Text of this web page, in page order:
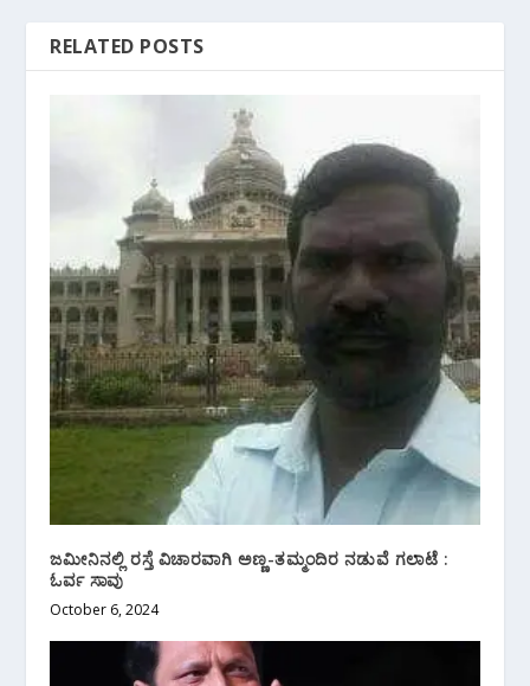
RELATED POSTS
ಜಮೀನಿನಲ್ಲಿ ರಸ್ತೆ ವಿಚಾರವಾಗಿ ಅಣ್ಣ-ತಮ್ಮಂದಿರ ನಡುವೆ ಗಲಾಟೆ :
ಓರ್ವ ಸಾವು
October 6, 2024